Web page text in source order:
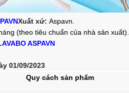
Xuất xứ: Aspavn.
(theo tiêu chuẩn của nhà sản xuất).
ASPAVN
01/09/2023
Quy cách sản phẩm